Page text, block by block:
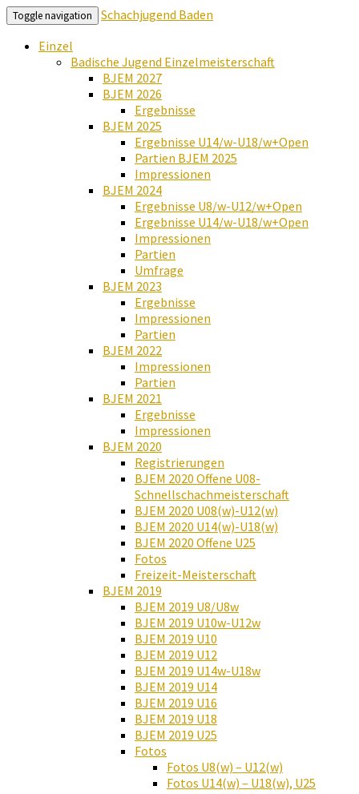
Toggle navigation
Schachjugend Baden
Einzel
Badische Jugend Einzelmeisterschaft
BJEM 2027
BJEM 2026
Ergebnisse
BJEM 2025
Ergebnisse U14/w-U18/w+Open
Partien BJEM 2025
Impressionen
BJEM 2024
Ergebnisse U8/w-U12/w+Open
Ergebnisse U14/w-U18/w+Open
Impressionen
Partien
Umfrage
BJEM 2023
Ergebnisse
Impressionen
Partien
BJEM 2022
Impressionen
Partien
BJEM 2021
Ergebnisse
Impressionen
BJEM 2020
Registrierungen
BJEM 2020 Offene U08-
Schnellschachmeisterschaft
BJEM 2020 U08(w)-U12(w)
BJEM 2020 U14(w)-U18(w)
BJEM 2020 Offene U25
Fotos
Freizeit-Meisterschaft
BJEM 2019
BJEM 2019 U8/U8w
BJEM 2019 U10w-U12w
BJEM 2019 U10
BJEM 2019 U12
BJEM 2019 U14w-U18w
BJEM 2019 U14
BJEM 2019 U16
BJEM 2019 U18
BJEM 2019 U25
Fotos
Fotos U8(w) – U12(w)
Fotos U14(w) – U18(w), U25